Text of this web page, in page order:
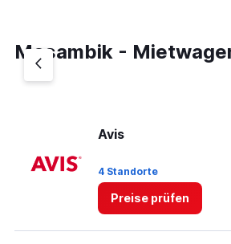
Mosambik -
Avis
4 Standorte
Preise prüfen